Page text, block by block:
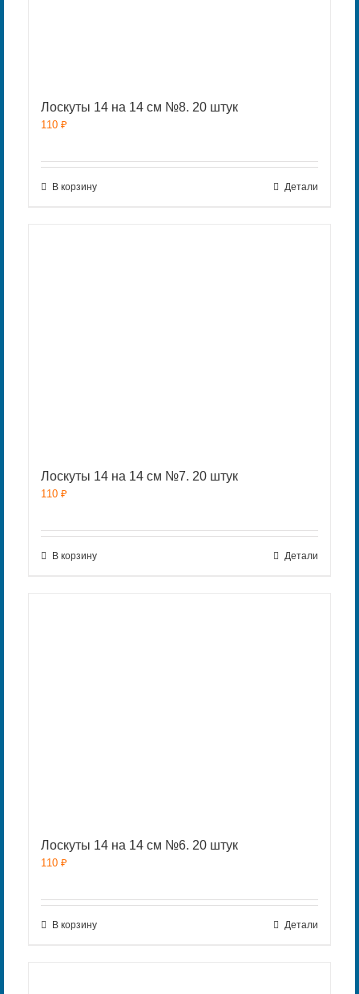
Лоскуты 14 на 14 см №8. 20 штук
110 ₽
В корзину Детали
Лоскуты 14 на 14 см №7. 20 штук
110 ₽
В корзину Детали
Лоскуты 14 на 14 см №6. 20 штук
110 ₽
В корзину Детали